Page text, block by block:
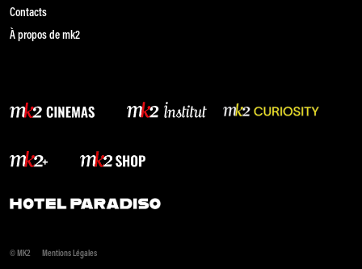
Contacts
À propos de mk2
© MK2 Mentions Légales